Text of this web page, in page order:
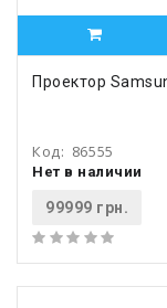
Проектор
Код: 86555
Нет в наличии
99999 грн.